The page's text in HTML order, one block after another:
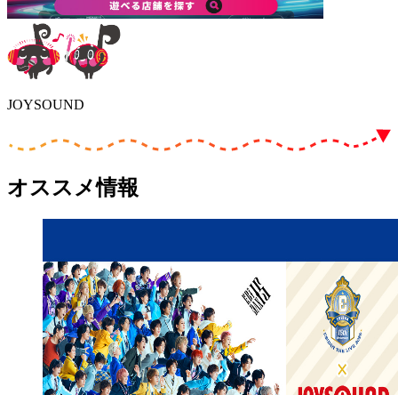
JOYSOUND
オススメ情報